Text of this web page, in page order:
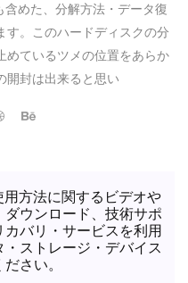
含めた、分解方法・データ復
す。このハードディスクの分
めているツメの位置をあらか
開封は出来ると思い
方法に関するビデオや
ウンロード、技術サポ
バリ・サービスを利用
ストレージ・デバイス
さい。